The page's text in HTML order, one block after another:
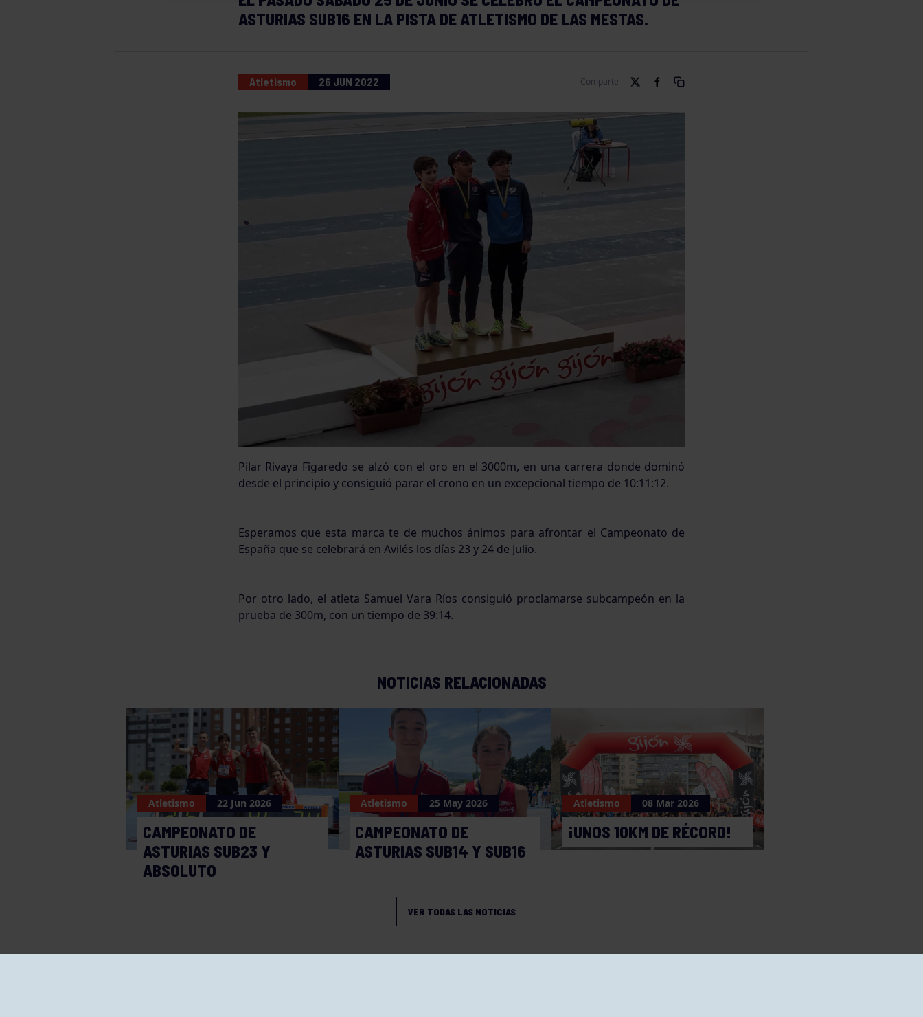
ASTURIAS SUB16 EN LA PISTA DE ATLETISMO DE LAS MESTAS.
Atletismo 26 JUN 2022 Comparte
Pilar Rivaya Figaredo se alzó con el oro en el 3000m, en una carrera donde dominó
desde el principio y consiguió parar el crono en un excepcional tiempo de 10:11:12.
Esperamos que esta marca te de muchos ánimos para afrontar el Campeonato de
España que se celebrará en Avilés los días 23 y 24 de Julio.
Por otro lado, el atleta Samuel Vara Ríos consiguió proclamarse subcampeón en la
prueba de 300m, con un tiempo de 39:14.
NOTICIAS RELACIONADAS
Atletismo 22 Jun 2026
CAMPEONATO DE
ASTURIAS SUB23 Y
ABSOLUTO
Atletismo 25 May 2026
CAMPEONATO DE
ASTURIAS SUB14 Y SUB16
Atletismo 08 Mar 2026
¡UNOS 10KM DE RÉCORD!
VER TODAS LAS NOTICIAS